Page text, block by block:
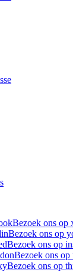
Bezoek ons op
Bezoek ons op
Bezoek ons op
Bezoek ons op
Bezoek ons op